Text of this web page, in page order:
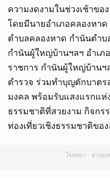
ความงดงามในช่วงเช้าข
โดยมีนายอำเภอคลองหา
ตำบลคลองหาด กำนันตำ
กำนันผู้ใหญ่บ้านฯลฯ อำเ
ราชการ กำนันผู้ใหญ่บ้านฯ
ตำรวจ ร่วมทำบุญตักบาตร
มงคล พร้อมรับแสงแรกแห่
ธรรมชาติที่สวยงาม กิจกร
ท่องเที่ยวเชิงธรรมชาติขอ
โฆษณา - อ่านบ